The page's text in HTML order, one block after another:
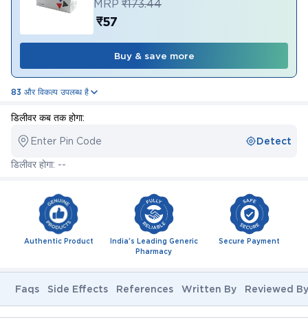
MRP ₹173.44
₹57
Buy & save more
83 और विकल्प उपलब्ध है
डिलीवर कब तक होगा:
Enter Pin Code Detect
डिलीवर होगा: --
Authentic Product
India's Leading Generic
Pharmacy
Secure Payment
Faqs Side Effects References Written By Reviewed By